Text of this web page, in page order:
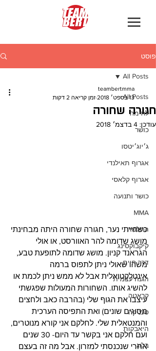
פוסט
All Posts
לחימה
כושר
ג׳יוג׳יטסו
אגרוף תאילנדי
אגרוף קלאסי
כושר ותנועה
MMA
החלמה
קיקבוקסינג
דרך חיים
הגנה עצמית
קראטה
טכניקה
היאבקות
בלוג
All Posts
חגורה שחורה
teambertmma
13 בספט׳ 2018
זמן קריאה 2 דקות
עודכן: 4 בדצמ׳ 2018
כשהייתי נער, חגורה שחורה היתה מבחינתי
מושג שדומה להר האוורסט, או אולי
הגראנד קניון. מושג שדומה לתופעת טבע,
משהו שאולי ניתן לתפוס ברמה
אינטלקטואלית אבל לא ממש ניתן לכמת או
להשיג אותו. השחורות המעולות שפגשתי
עיצבו את הגוף שלי (בהרבה כאב ולחצים
מסוגים שונים) ואת התפיסה הערכית
והמנטאלית שלי. לחלקם אני קורא מנוטרים,
ועם חלקם אני בקשר עד היום- 30 שנים
אחרי שנכנסתי למזרון. אבל מה זה בעצם